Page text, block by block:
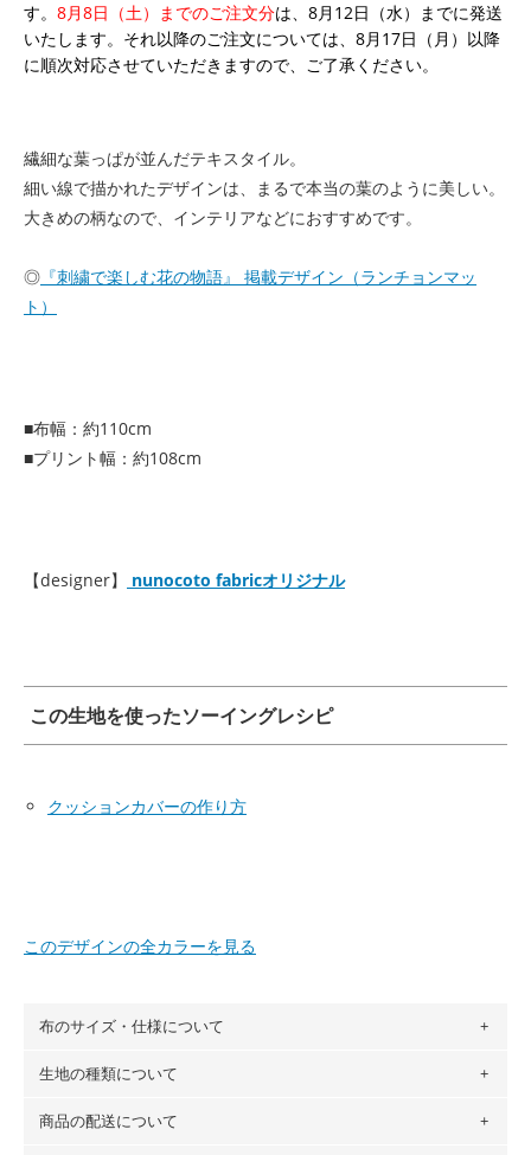
す。 8月8日（土）までのご注文分は、8月12日（水）までに発送
いたします。それ以降のご注文については、8月17日（月）以降
に順次対応させていただきますので、ご了承ください。
繊細な葉っぱが並んだテキスタイル。
細い線で描かれたデザインは、まるで本当の葉のように美しい。
大きめの柄なので、インテリアなどにおすすめです。
◎ 『刺繍で楽しむ花の物語』 掲載デザイン（ランチョンマッ
ト）
■布幅：約110cm
■プリント幅：約108cm
【designer】 nunocoto fabricオリジナル
この生地を使ったソーイングレシピ
クッションカバーの作り方
このデザインの全カラーを見る
布のサイズ・仕様について
布の長さは50cm単位での販売になります。
場合 → 購入数量「7」
生地の種類について
・現在、すべてのデザインのプリントに使用している生地は
商品の配送について